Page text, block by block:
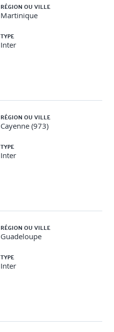
RÉGION OU VILLE
Martinique
TYPE
Inter
RÉGION OU VILLE
Cayenne (973)
TYPE
Inter
RÉGION OU VILLE
Guadeloupe
TYPE
Inter